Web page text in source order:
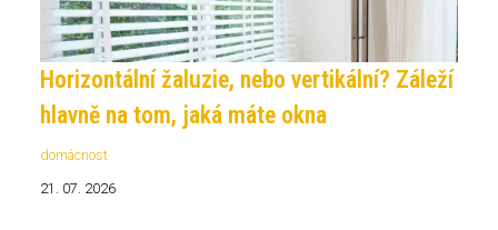
Horizontální žaluzie, nebo vertikální? Záleží
hlavně na tom, jaká máte okna
domácnost
21. 07. 2026